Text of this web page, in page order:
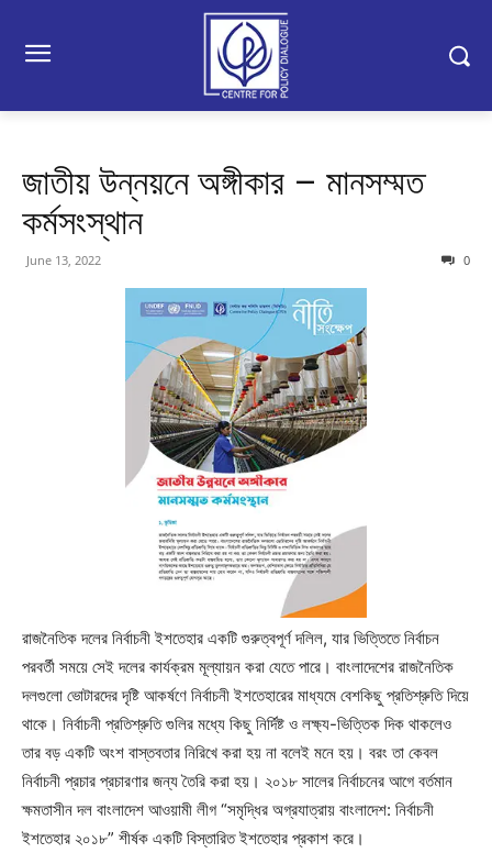
জাতীয় উন্নয়নে অঙ্গীকার – মানসম্মত
কর্মসংস্থান
June 13, 2022 0
রাজনৈতিক দলের নির্বাচনী ইশতেহার একটি গুরুত্বপূর্ণ দলিল, যার ভিত্তিতে নির্বাচন
পরবর্তী সময়ে সেই দলের কার্যক্রম মূল্যায়ন করা যেতে পারে। বাংলাদেশের রাজনৈতিক
দলগুলো ভোটারদের দৃষ্টি আকর্ষণে নির্বাচনী ইশতেহারের মাধ্যমে বেশকিছু প্রতিশ্রুতি দিয়ে
থাকে। নির্বাচনী প্রতিশ্রুতি গুলির মধ্যে কিছু নির্দিষ্ট ও লক্ষ্য-ভিত্তিক দিক থাকলেও
তার বড় একটি অংশ বাস্তবতার নিরিখে করা হয় না বলেই মনে হয়। বরং তা কেবল
নির্বাচনী প্রচার প্রচারণার জন্য তৈরি করা হয়। ২০১৮ সালের নির্বাচনের আগে বর্তমান
ক্ষমতাসীন দল বাংলাদেশ আওয়ামী লীগ “সমৃদ্ধির অগ্রযাত্রায় বাংলাদেশ: নির্বাচনী
ইশতেহার ২০১৮” শীর্ষক একটি বিস্তারিত ইশতেহার প্রকাশ করে।